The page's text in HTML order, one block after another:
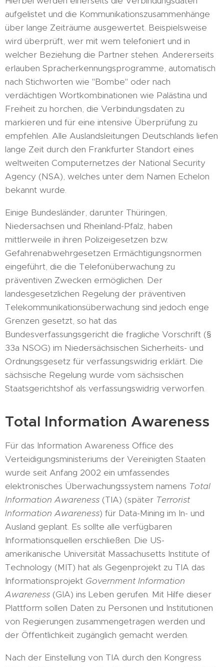
aufgelistet und die Kommunikationszusammenhänge
über lange Zeiträume ausgewertet. Beispielsweise
wird überprüft, wer mit wem telefoniert und in
welcher Beziehung die Partner stehen. Andererseits
erlauben Spracherkennungsprogramme, automatisch
nach Stichworten wie "Bombe" oder nach
verdächtigen Wortkombinationen wie Palästina und
Freiheit zu horchen, die Verbindungsdaten zu
markieren und für eine intensive Überprüfung zu
empfehlen. Alle Auslandsleitungen Deutschlands liefen
lange Zeit durch den Frankfurter Standort eines
weltweiten Computernetzes der National Security
Agency (NSA), welches unter dem Namen Echelon
bekannt wurde.
Einige Bundesländer, darunter Thüringen,
Niedersachsen und Rheinland-Pfalz, haben
mittlerweile in ihren Polizeigesetzen bzw.
Gefahrenabwehrgesetzen Ermächtigungsnormen
eingeführt, die die Telefonüberwachung zu
präventiven Zwecken ermöglichen. Der
landesgesetzlichen Regelung der präventiven
Telekommunikationsüberwachung sind jedoch enge
Grenzen gesetzt, so hat das
Bundesverfassungsgericht die fragliche Vorschrift (§
33a NSOG) im Niedersächsischen Sicherheits- und
Ordnungsgesetz für verfassungswidrig erklärt. Die
sächsische Regelung wurde vom sächsischen
Staatsgerichtshof als verfassungswidrig verworfen.
Total Information Awareness
Für das Information Awareness Office des
Verteidigungsministeriums der Vereinigten Staaten
wurde seit Anfang 2002 ein umfassendes
elektronisches Überwachungssystem namens Total
Information Awareness (TIA) (später Terrorist
Information Awareness) für Data-Mining im In- und
Ausland geplant. Es sollte alle verfügbaren
Informationsquellen erschließen. Die US-
amerikanische Universität Massachusetts Institute of
Technology (MIT) hat als Gegenprojekt zu TIA das
Informationsprojekt Government Information
Awareness (GIA) ins Leben gerufen. Mit Hilfe dieser
Plattform sollen Daten zu Personen und Institutionen
von Regierungen zusammengetragen werden und
der Öffentlichkeit zugänglich gemacht werden.
Nach der Einstellung von TIA durch den Kongress